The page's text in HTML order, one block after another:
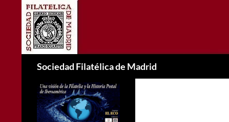
contenido
Sociedad Filatélica de Madrid